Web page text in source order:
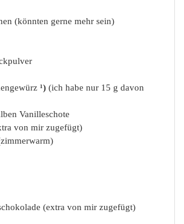
(könnten gerne mehr sein)
¹) (ich habe nur 15 g davon
Vanilleschote
von mir zugefügt)
(extra von mir zugefügt)